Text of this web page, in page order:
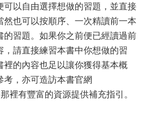
以自由選擇想做的習題，並直接
也可以按順序、一次精讀前一本
習題。如果你之前便已經讀過前
請直接練習本書中你想做的習
的內容也足以讓你獲得基本概
，亦可造訪本書官網
有豐富的資源提供補充指引。